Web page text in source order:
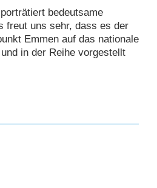
bedeutsame
freut uns sehr, dass es der
Emmen auf das nationale
in der Reihe vorgestellt